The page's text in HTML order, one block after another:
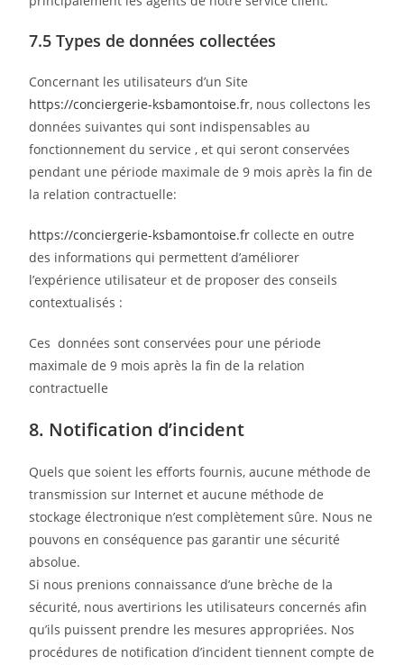
7.5 Types de données collectées
Concernant les utilisateurs d’un Site
https://conciergerie-ksbamontoise.fr, nous collectons les
données suivantes qui sont indispensables au
fonctionnement du service , et qui seront conservées
pendant une période maximale de 9 mois après la fin de
la relation contractuelle:
https://conciergerie-ksbamontoise.fr collecte en outre
des informations qui permettent d’améliorer
l’expérience utilisateur et de proposer des conseils
contextualisés :
Ces données sont conservées pour une période
maximale de 9 mois après la fin de la relation
contractuelle
8. Notification d’incident
Quels que soient les efforts fournis, aucune méthode de
transmission sur Internet et aucune méthode de
stockage électronique n’est complètement sûre. Nous ne
pouvons en conséquence pas garantir une sécurité
absolue.
Si nous prenions connaissance d’une brèche de la
sécurité, nous avertirions les utilisateurs concernés afin
qu’ils puissent prendre les mesures appropriées. Nos
procédures de notification d’incident tiennent compte de